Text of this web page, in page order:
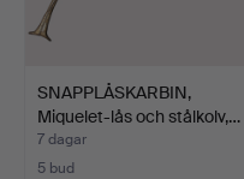
SNAPPLÅSKARBIN,
Miquelet-lås och stålkolv,…
7 dagar
5 bud